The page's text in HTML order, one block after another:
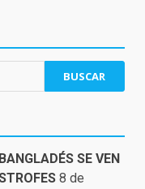
SE VEN
8 de